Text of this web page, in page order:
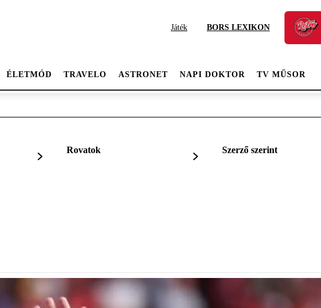
Játék BORS LEXIKON
ÉLETMÓD TRAVELO ASTRONET NAPI DOKTOR TV MŰSOR
Rovatok Szerző szerint